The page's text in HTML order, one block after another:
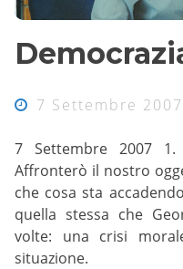
7 Settembre 2007
7 Settembre 2007 1.
Affronterò il nostro
che cosa sta
quella stessa che
volte: una crisi
situazione.